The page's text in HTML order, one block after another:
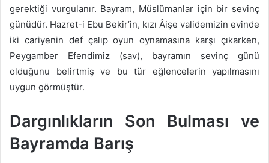
gerektiği vurgulanır. Bayram, Müslümanlar için bir sevinç
günüdür. Hazret-i Ebu Bekir’in, kızı Âişe validemizin evinde
iki cariyenin def çalıp oyun oynamasına karşı çıkarken,
Peygamber Efendimiz (sav), bayramın sevinç günü
olduğunu belirtmiş ve bu tür eğlencelerin yapılmasını
uygun görmüştür.
Dargınlıkların Son Bulması ve
Bayramda Barış